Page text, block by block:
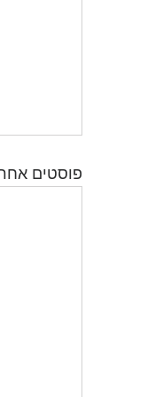
פוסטים